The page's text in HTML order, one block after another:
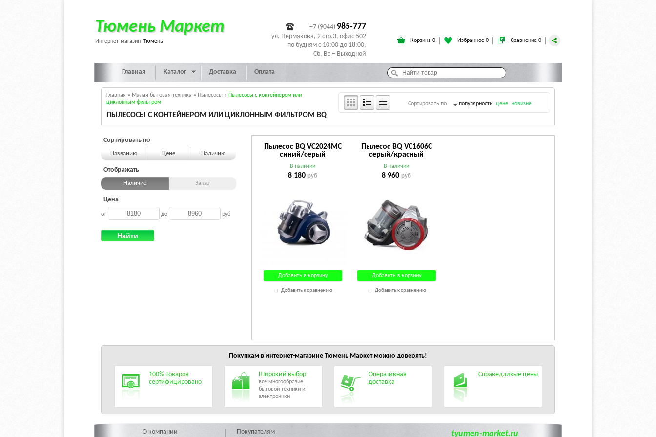
Тюмень Маркет
Интернет-магазин Тюмень
+7 (9044) 985-777
ул. Пермякова, 2 стр.3, офис 502
по будням с 10:00 до 18:00,
Сб, Вс – Выходной
Корзина 0 Избранное 0 Сравнение 0
Главная Каталог Доставка Оплата
Сортировать по популярности цене новизне
Главная » Малая бытовая техника » Пылесосы » Пылесосы с контейнером или
циклонным фильтром
ПЫЛЕСОСЫ С КОНТЕЙНЕРОМ ИЛИ ЦИКЛОННЫМ ФИЛЬТРОМ BQ
Сортировать по
Названию Цене Наличию
Отображать
Наличие Заказ
Цена
от до руб
Найти
Пылесос BQ VC2024MC
синий/серый
В наличии
8 180 руб
Добавить в корзину
Добавить к сравнению
Пылесос BQ VC1606C
серый/красный
В наличии
8 960 руб
Добавить в корзину
Добавить к сравнению
Покупкам в интернет-магазине Тюмень Маркетможно доверять!
100% Товаров
сертифицировано
Широкий выбор
все многообразие
бытовой техники и
электроники
Оперативная
доставка
Справедливые цены
О компании Покупателям tyumen-market.ru